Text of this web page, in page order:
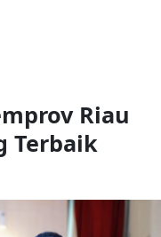
Riau
Terbaik